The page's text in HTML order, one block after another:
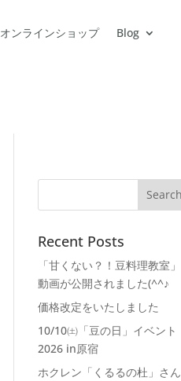
オンラインショップ Blog
Recent Posts
「甘くない？！豆料理教室」
動画が公開されました(^^♪
価格改定をいたしました
10/10㈯「豆の日」イベント
2026 in原宿
ホクレン「くるるの杜」さん